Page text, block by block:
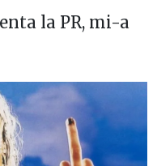
la PR, mi-a